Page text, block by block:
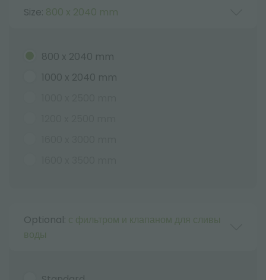
Size: 800 x 2040 mm
800 x 2040 mm
1000 x 2040 mm
Optional: с фильтром и клапаном для сливы
воды